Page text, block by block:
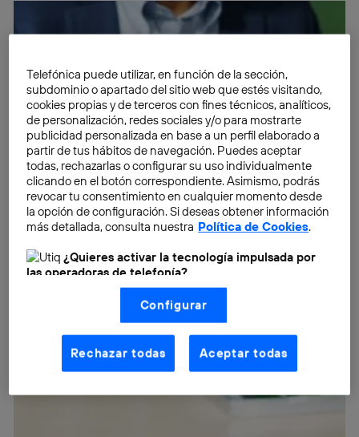
Telefónica puede utilizar, en función de la sección,
subdominio o apartado del sitio web que estés visitando,
cookies propias y de terceros con fines técnicos, analíticos,
de personalización, redes sociales y/o para mostrarte
publicidad personalizada en base a un perfil elaborado a
partir de tus hábitos de navegación. Puedes aceptar
todas, rechazarlas o configurar su uso individualmente
clicando en el botón correspondiente. Asimismo, podrás
revocar tu consentimiento en cualquier momento desde
la opción de configuración. Si deseas obtener información
más detallada, consulta nuestra Política de Cookies.
¿Quieres activar la tecnología impulsada por
las operadoras de telefonía?
Nosotros, Telefónica S.A., utilizamos la tecnología Utiq para
realizar nuestras acciones de marketing digital o análisis
(como se describe en este aviso de consentimiento)
basadas en tu navegación en nuestra(s) web(s)
aquí(solo cuando utilizas una conexión a
internet habilitada , proporcionada por una de las
operadoras de telefonía participantes, y otorgas tu
Configurar
Rechazar todas Aceptar todas